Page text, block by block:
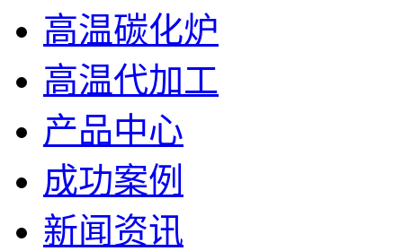
高温碳化炉
高温代加工
产品中心
成功案例
新闻资讯